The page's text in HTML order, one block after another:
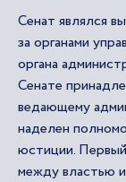
Сенат являлся
за органами
органа
Сенате
ведающему
наделен
юстиции.
между властью